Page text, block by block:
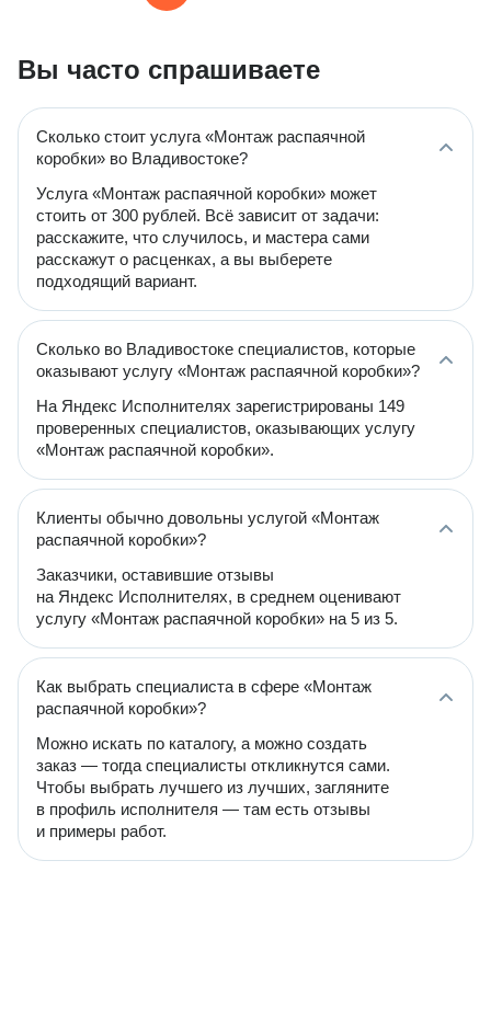
Вы часто спрашиваете
Сколько стоит услуга «Монтаж распаячной
коробки» во Владивостоке?
Услуга «Монтаж распаячной коробки» может
стоить от 300 рублей. Всё зависит от задачи:
расскажите, что случилось, и мастера сами
расскажут о расценках, а вы выберете
подходящий вариант.
Сколько во Владивостоке специалистов, которые
оказывают услугу «Монтаж распаячной коробки»?
На Яндекс Исполнителях зарегистрированы 149
проверенных специалистов, оказывающих услугу
«Монтаж распаячной коробки».
Клиенты обычно довольны услугой «Монтаж
распаячной коробки»?
Заказчики, оставившие отзывы
на Яндекс Исполнителях, в среднем оценивают
услугу «Монтаж распаячной коробки» на 5 из 5.
Как выбрать специалиста в сфере «Монтаж
распаячной коробки»?
Можно искать по каталогу, а можно создать
заказ — тогда специалисты откликнутся сами.
Чтобы выбрать лучшего из лучших, загляните
в профиль исполнителя — там есть отзывы
и примеры работ.